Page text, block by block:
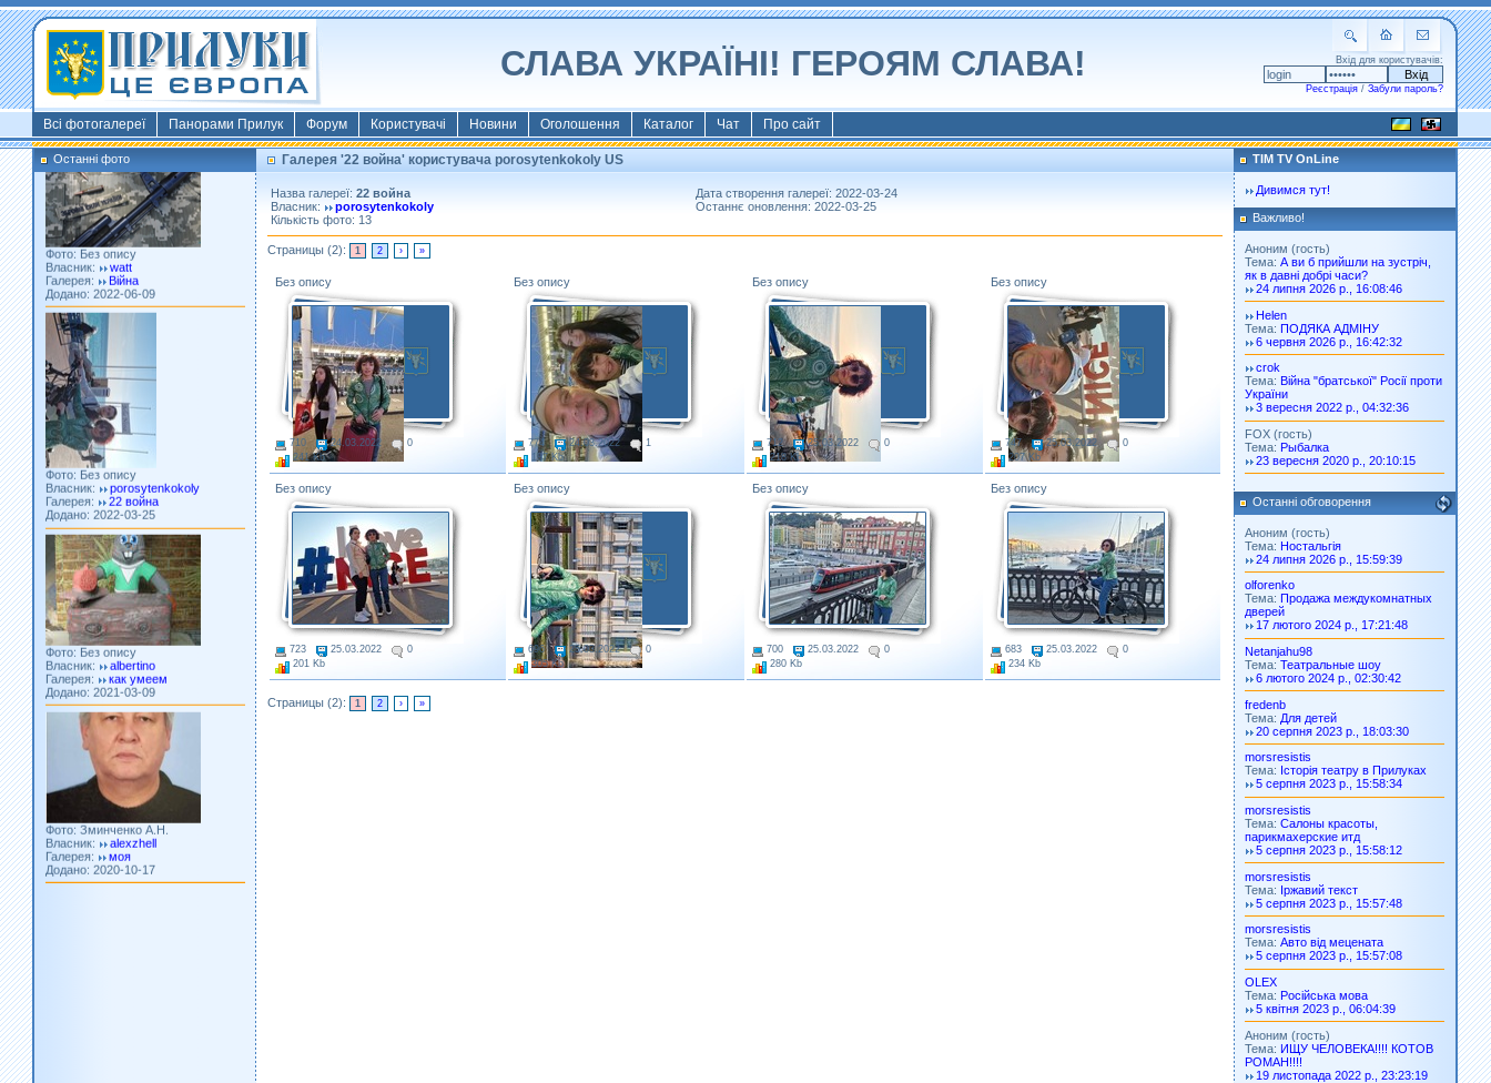
СЛАВА УКРАЇНІ! ГЕРОЯМ СЛАВА! Вхід для користувачів:
Реєстрація / Забули пароль?
Всі фотогалереї Панорами Прилук Форум Користувачі Новини Оголошення Каталог Чат Про сайт
Останні фото
Фото: Київ 2022
Власник:
morsresistis
Галерея:
Templates
Додано: 2022-11-13
Фото: Без опису
Власник:
watt
Галерея:
Війна
Додано: 2022-06-09
Фото: Без опису
Власник:
porosytenkokoly
Галерея:
22 война
Додано: 2022-03-25
Фото: Без опису
Власник:
albertino
Галерея:
как умеем
Додано: 2021-03-09
Фото: Зминченко А.Н.
Власник:
alexzhell
Галерея:
моя
Додано: 2020-10-17
Галерея '22 война' користувача porosytenkokoly US
Назва галереї: 22 война
Власник:
porosytenkokoly
Кількість фото: 13
Дата створення галереї: 2022-03-24
Останнє оновлення: 2022-03-25
Страницы (2): 1 2 › »
Без опису
710 24.03.2022
0
241 Kb
Без опису
774 24.03.2022
1
187 Kb
Без опису
712 25.03.2022
0
218 Kb
Без опису
747 25.03.2022
0
207 Kb
Без опису
723 25.03.2022
0
201 Kb
Без опису
696 25.03.2022
0
305 Kb
Без опису
700 25.03.2022
0
280 Kb
Без опису
683 25.03.2022
0
234 Kb
Страницы (2): 1 2 › »
TIM TV OnLine
Дивимся тут!
Важливо!
Аноним (гость)
Тема: А ви б прийшли на зустріч,
як в давні добрі часи?
24 липня 2026 р., 16:08:46
Helen
Тема: ПОДЯКА АДМІНУ
6 червня 2026 р., 16:42:32
crok
Тема: Війна "братської" Росії проти
України
3 вересня 2022 р., 04:32:36
FOX (гость)
Тема: Рыбалка
23 вересня 2020 р., 20:10:15
Останні обговорення
Аноним (гость)
Тема: Ностальгія
24 липня 2026 р., 15:59:39
olforenko
Тема: Продажа междукомнатных
дверей
17 лютого 2024 р., 17:21:48
Netanjahu98
Тема: Театральные шоу
6 лютого 2024 р., 02:30:42
fredenb
Тема: Для детей
20 серпня 2023 р., 18:03:30
morsresistis
Тема: Історія театру в Прилуках
5 серпня 2023 р., 15:58:34
morsresistis
Тема: Салоны красоты,
парикмахерские итд
5 серпня 2023 р., 15:58:12
morsresistis
Тема: Іржавий текст
5 серпня 2023 р., 15:57:48
morsresistis
Тема: Авто від мецената
5 серпня 2023 р., 15:57:08
OLEX
Тема: Російська мова
5 квітня 2023 р., 06:04:39
Аноним (гость)
Тема: ИЩУ ЧЕЛОВЕКА!!!! КОТОВ
РОМАН!!!!
19 листопада 2022 р., 23:23:19